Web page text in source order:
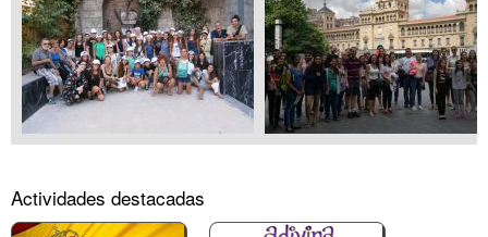
Actividades destacadas